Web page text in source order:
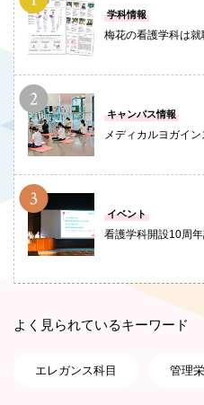
学科情報
梅花の看護学科は
キャンパス情報
メディカルヨガイ
イベント
看護学科開設10周
よく見られているキーワード
エレガンス科目 管理